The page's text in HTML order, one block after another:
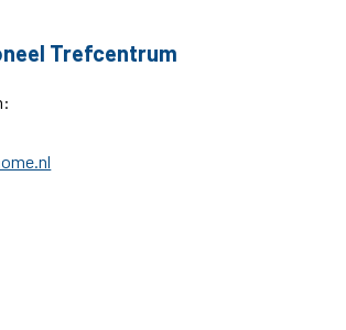
Trefcentrum